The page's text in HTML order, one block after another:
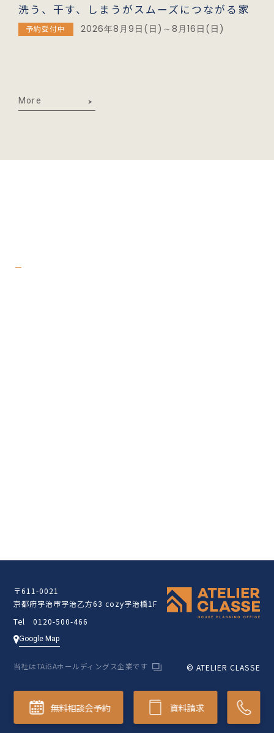
洗う、干す、しまうがスムーズにつながる家
予約受付中 2026年8月9日(日)～8月16日(日)
More
〒611-0021
京都府宇治市宇治乙方63 cozy宇治橋1F
Tel 0120-500-466
Google Map
当社はTAiGAホールディングス企業です © ATELIER CLASSE
無料相談会予約 資料請求